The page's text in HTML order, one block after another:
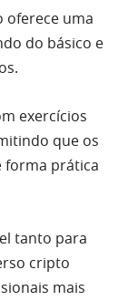
oferece uma
do básico e
exercícios
que os
forma prática
tanto para
cripto
mais